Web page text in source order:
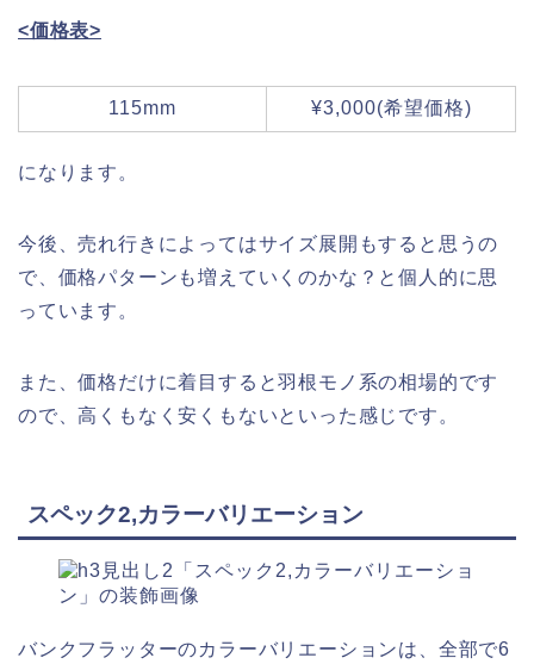
<価格表>
115mm ¥3,000(希望価格)
になります。
今後、売れ行きによってはサイズ展開もすると思うの
で、価格パターンも増えていくのかな？と個人的に思
っています。
また、価格だけに着目すると羽根モノ系の相場的です
ので、高くもなく安くもないといった感じです。
スペック2,カラーバリエーション
バンクフラッターのカラーバリエーションは、全部で6